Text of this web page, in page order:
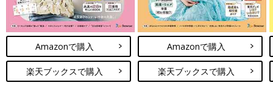
Amazonで購入
楽天ブックスで購入
Amazonで購入
楽天ブックスで購入